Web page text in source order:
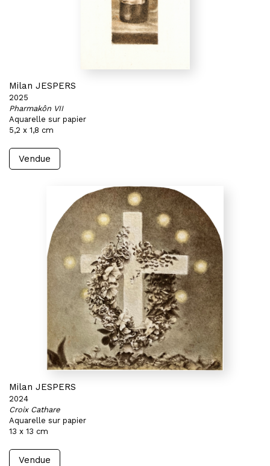
Milan JESPERS
2025
Pharmakôn VII
Aquarelle sur papier
5,2 x 1,8 cm
Vendue
Milan JESPERS
2024
Croix Cathare
Aquarelle sur papier
13 x 13 cm
Vendue